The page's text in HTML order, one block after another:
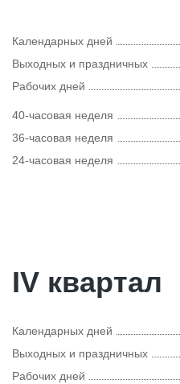
Календарных дней
Выходных и праздничных
Рабочих дней
40-часовая неделя
36-часовая неделя
24-часовая неделя
IV квартал
Календарных дней
Выходных и праздничных
Рабочих дней